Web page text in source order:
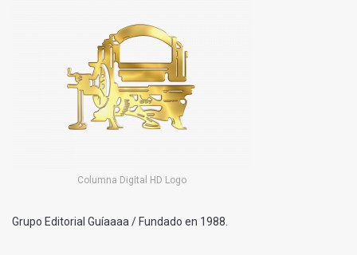
Columna Digital HD Logo
Grupo Editorial Guíaaaa / Fundado en 1988.